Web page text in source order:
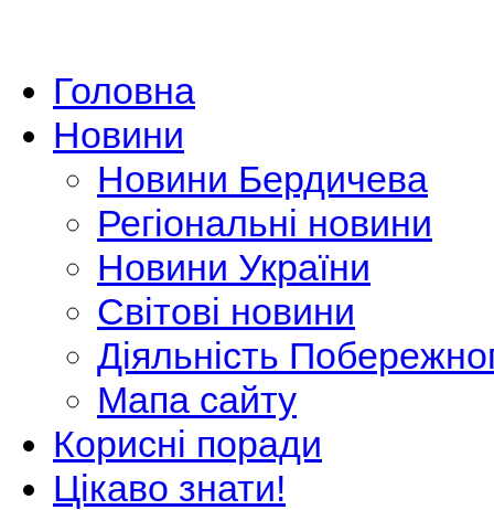
Головна
Новини
Новини Бердичева
Регіональні новини
Новини України
Світові новини
Діяльність
Мапа сайту
Корисні поради
Цікаво знати!